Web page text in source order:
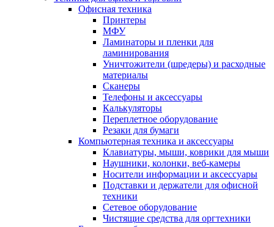
Офисная техника
Принтеры
МФУ
Ламинаторы и пленки для
ламинирования
Уничтожители (шредеры) и расходные
материалы
Сканеры
Телефоны и аксессуары
Калькуляторы
Переплетное оборудование
Резаки для бумаги
Компьютерная техника и аксессуары
Клавиатуры, мыши, коврики для мыши
Наушники, колонки, веб-камеры
Носители информации и аксессуары
Подставки и держатели для офисной
техники
Сетевое оборудование
Чистящие средства для оргтехники